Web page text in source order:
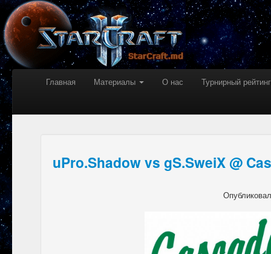
Главная Материалы О нас Турнирный рейтинг
uPro.Shadow vs gS.SweiX @